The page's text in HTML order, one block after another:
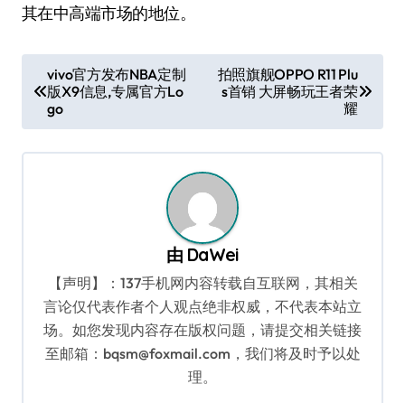
其在中高端市场的地位。
章
导
航
vivo官方发布NBA定制
版X9信息,专属官方Lo
go
拍照旗舰OPPO R11 Plu
s首销 大屏畅玩王者荣
耀
由 DaWei
【声明】：137手机网内容转载自互联网，其相关
言论仅代表作者个人观点绝非权威，不代表本站立
场。如您发现内容存在版权问题，请提交相关链接
至邮箱：bqsm@foxmail.com，我们将及时予以处
理。